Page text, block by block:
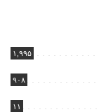
۱,۹۹۵
۹۰۸
۱۱